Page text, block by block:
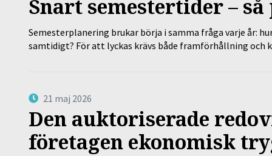
Snart semestertider –
Semesterplanering brukar börja i samma fråga varje år:
samtidigt? För att lyckas krävs både framförhållning och
21 maj 2026
Den auktoriserade
företagen ekonomisk